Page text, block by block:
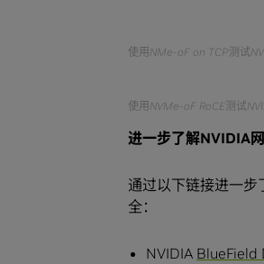
使用NMe-oF on TCP测试
使用NVMe-oF RoCE测试
进一步了解NVIDIA
通过以下链接进一步
全：
NVIDIA BlueField